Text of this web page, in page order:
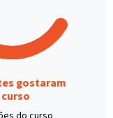
gostaram